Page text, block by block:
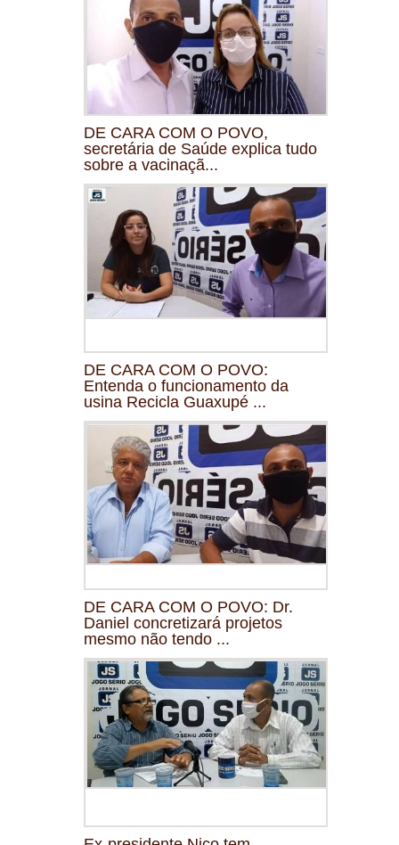
DE CARA COM O POVO,
secretária de Saúde explica tudo
sobre a vacinaçã...
DE CARA COM O POVO:
Entenda o funcionamento da
usina Recicla Guaxupé ...
DE CARA COM O POVO: Dr.
Daniel concretizará projetos
mesmo não tendo ...